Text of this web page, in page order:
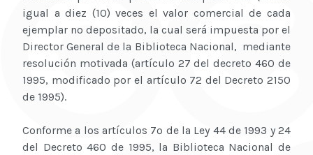
igual a diez (10) veces el valor comercial de cada
ejemplar no depositado, la cual será impuesta por el
Director General de la Biblioteca Nacional, mediante
resolución motivada (artículo 27 del decreto 460 de
1995, modificado por el artículo 72 del Decreto 2150
de 1995).
Conforme a los artículos 7º de la Ley 44 de 1993 y 24
del Decreto 460 de 1995, la Biblioteca Nacional de